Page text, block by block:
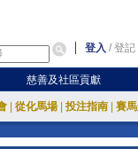
登入 /登記
慈善及社區貢獻
從化馬場 投注指南 賽